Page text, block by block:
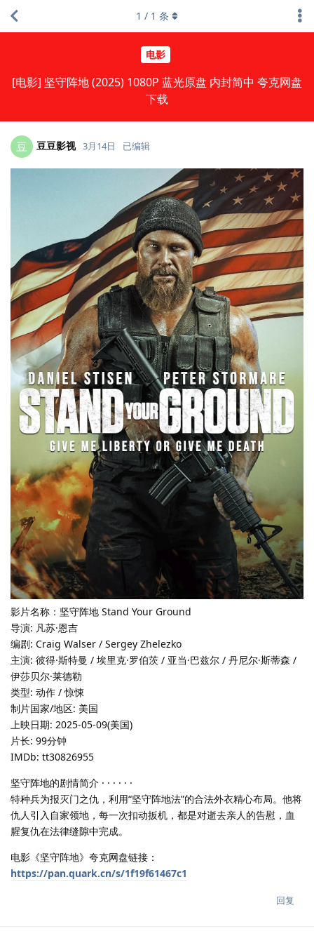
电影
[电影] 坚守阵地 (2025) 1080P 蓝光原盘 内封简中 夸克网盘
下载
1 / 1 条
豆 豆豆影视 3月14日 已编辑
影片名称：坚守阵地 Stand Your Ground
导演: 凡苏·恩吉
编剧: Craig Walser / Sergey Zhelezko
主演: 彼得·斯特曼 / 埃里克·罗伯茨 / 亚当·巴兹尔 / 丹尼尔·斯蒂森 /
伊莎贝尔·莱德勒
类型: 动作 / 惊悚
制片国家/地区: 美国
上映日期: 2025-05-09(美国)
片长: 99分钟
IMDb: tt30826955
坚守阵地的剧情简介 · · · · · ·
特种兵为报灭门之仇，利用“坚守阵地法”的合法外衣精心布局。他将
仇人引入自家领地，每一次扣动扳机，都是对逝去亲人的告慰，血
腥复仇在法律缝隙中完成。
电影《坚守阵地》夸克网盘链接：
https://pan.quark.cn/s/1f19f61467c1
回复